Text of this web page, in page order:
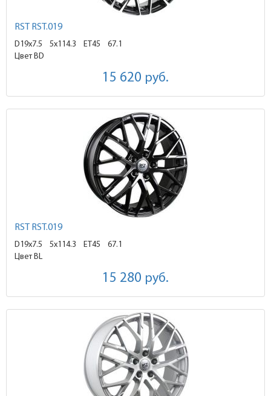
RST RST.019
D19x7.5 5x114.3 ET45
67.1
Цвет BD
15 620 руб.
RST RST.019
D19x7.5 5x114.3 ET45
67.1
Цвет BL
15 280 руб.